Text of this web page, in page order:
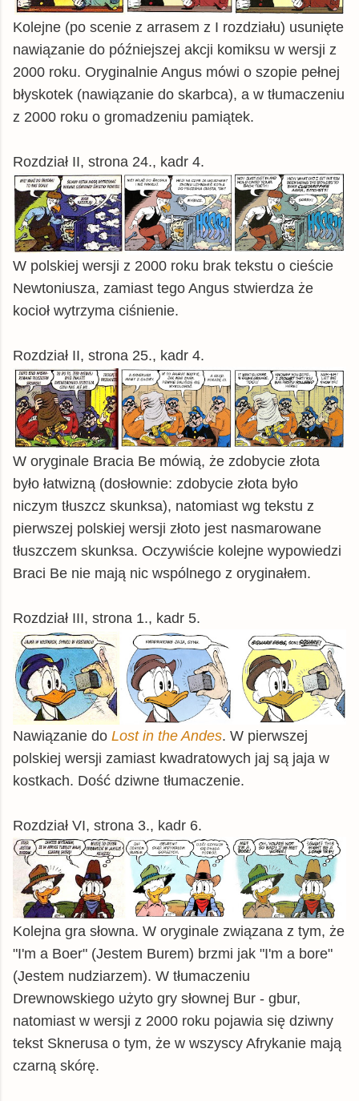
Kolejne (po scenie z arrasem z I rozdziału) usunięte
nawiązanie do późniejszej akcji komiksu w wersji z
2000 roku. Oryginalnie Angus mówi o szopie pełnej
błyskotek (nawiązanie do skarbca), a w tłumaczeniu
z 2000 roku o gromadzeniu pamiątek.
Rozdział II, strona 24., kadr 4.
W polskiej wersji z 2000 roku brak tekstu o cieście
Newtoniusza, zamiast tego Angus stwierdza że
kocioł wytrzyma ciśnienie.
Rozdział II, strona 25., kadr 4.
W oryginale Bracia Be mówią, że zdobycie złota
było łatwizną (dosłownie: zdobycie złota było
niczym tłuszcz skunksa), natomiast wg tekstu z
pierwszej polskiej wersji złoto jest nasmarowane
tłuszczem skunksa. Oczywiście kolejne wypowiedzi
Braci Be nie mają nic wspólnego z oryginałem.
Rozdział III, strona 1., kadr 5.
Nawiązanie do Lost in the Andes. W pierwszej
polskiej wersji zamiast kwadratowych jaj są jaja w
kostkach. Dość dziwne tłumaczenie.
Rozdział VI, strona 3., kadr 6.
Kolejna gra słowna. W oryginale związana z tym, że
"I'm a Boer" (Jestem Burem) brzmi jak "I'm a bore"
(Jestem nudziarzem). W tłumaczeniu
Drewnowskiego użyto gry słownej Bur - gbur,
natomiast w wersji z 2000 roku pojawia się dziwny
tekst Sknerusa o tym, że w wszyscy Afrykanie mają
czarną skórę.